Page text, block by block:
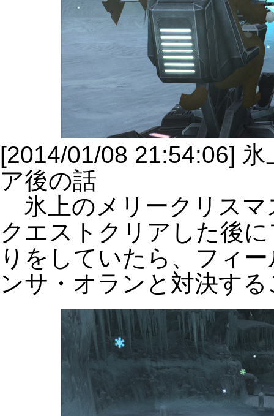
[2014/01/08 21:54:06]
ア後の話
氷上のメリークリスマ
クエストクリアした後
りをしていたら、フィ
ンサ・オランと対決す